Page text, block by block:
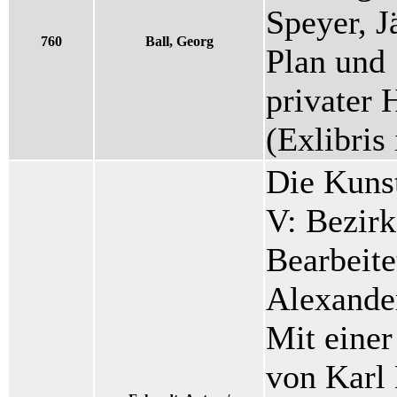
760 Ball, Georg
Speyer,
Plan und
privater
(Exlibris
Die
V:
Mit
von Karl